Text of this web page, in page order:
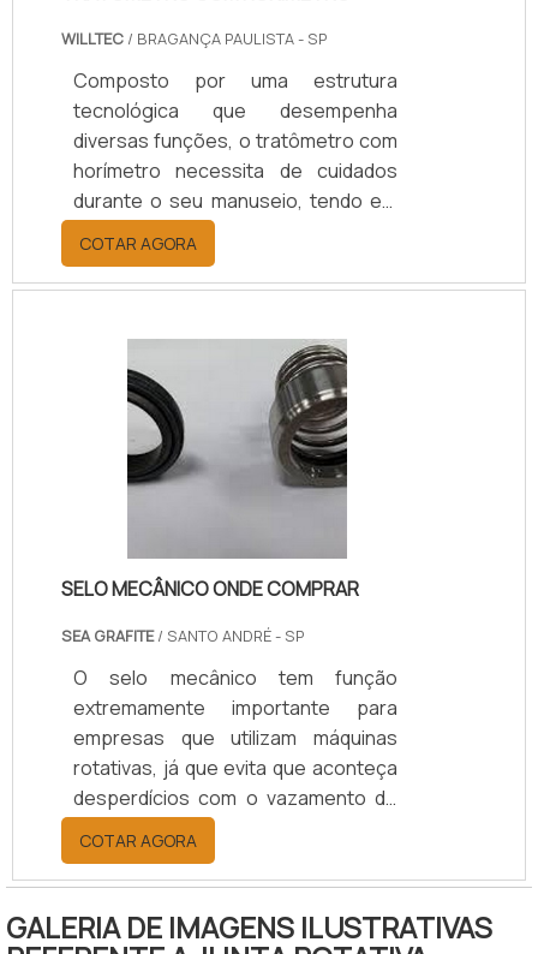
WILLTEC / BRAGANÇA PAULISTA - SP
Composto por uma estrutura
tecnológica que desempenha
diversas funções, o tratômetro com
horímetro necessita de cuidados
durante o seu manuseio, tendo em
vista que trata-se de um aparelho
que atua na medida indicadora das
horas trabalhadas em uma
equipamento ainda é útil para
totalizar o acúmulo das horas e
minutos durante os quais o veículo
esteve em operação. É importante
que o tratômetro mantenha-se
devidamente conservado e seja
COTAR AGORA
SELO MECÂNICO ONDE COMPRAR
SEA GRAFITE/ SANTO ANDRÉ - SP
O selo mecânico tem função
extremamente importante para
empresas que utilizam máquinas
rotativas, já que evita que aconteça
desperdícios com o vazamento de
fluidos. A partir dessa necessidade,
o cliente do produto deve contar
com uma excelente fabricante de
selo mecânico onde comprar
barato, e com qualidade pois isso
COTAR AGORA
GALERIA DE IMAGENS ILUSTRATIVAS